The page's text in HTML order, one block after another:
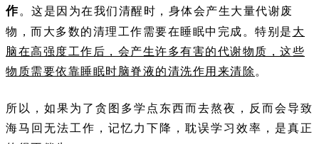
作。这是因为在我们清醒时，身体会产生大量代谢废
物，而大多数的清理工作需要在睡眠中完成。特别是 大
脑在高强度工作后，会产生许多有害的代谢物质，这些
物质需要依靠睡眠时脑脊液的清洗作用来清除 。
所以，如果为了贪图多学点东西而去熬夜，反而会导致
海马回无法工作，记忆力下降，耽误学习效率，是真正